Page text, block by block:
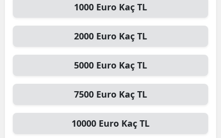
Kars
Kayseri
1000 Euro Kaç TL
2000 Euro Kaç TL
5000 Euro Kaç TL
7500 Euro Kaç TL
10000 Euro Kaç TL